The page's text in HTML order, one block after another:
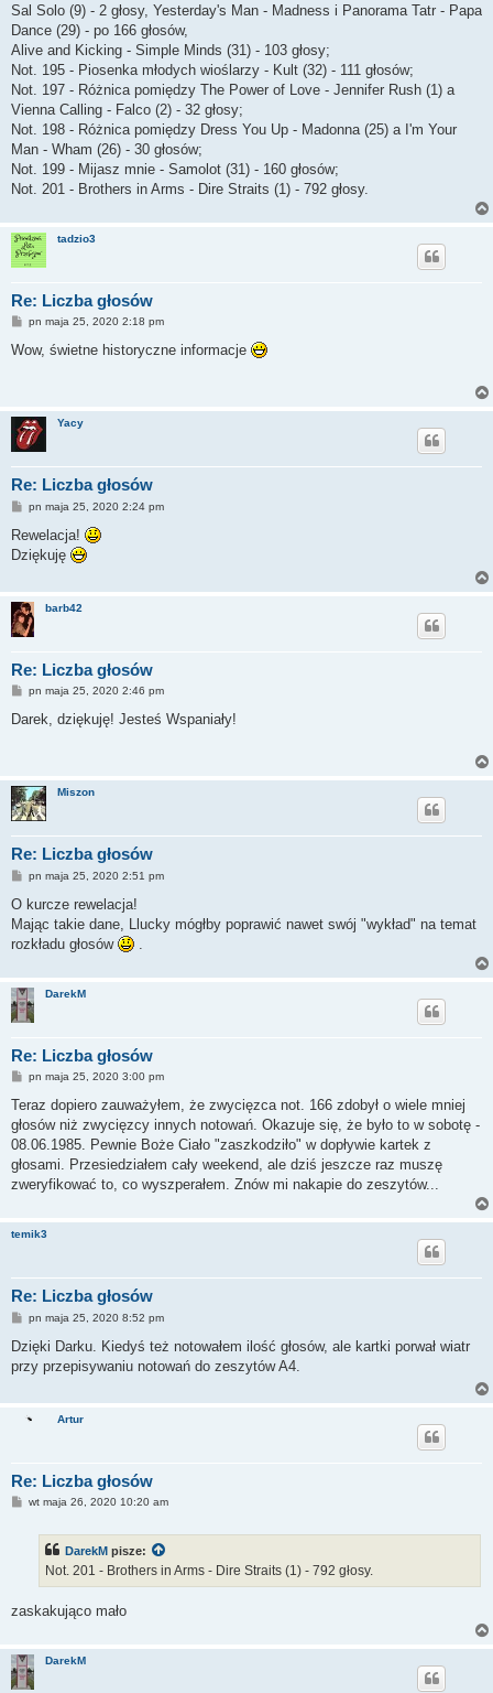
Sal Solo (9) - 2 głosy, Yesterday's Man - Madness i Panorama Tatr - Papa
Dance (29) - po 166 głosów,
Alive and Kicking - Simple Minds (31) - 103 głosy;
Not. 195 - Piosenka młodych wioślarzy - Kult (32) - 111 głosów;
Not. 197 - Różnica pomiędzy The Power of Love - Jennifer Rush (1) a
Vienna Calling - Falco (2) - 32 głosy;
Not. 198 - Różnica pomiędzy Dress You Up - Madonna (25) a I'm Your
Man - Wham (26) - 30 głosów;
Not. 199 - Mijasz mnie - Samolot (31) - 160 głosów;
Not. 201 - Brothers in Arms - Dire Straits (1) - 792 głosy.
tadzio3
Re: Liczba głosów
P
s
pn maja 25, 2020 2:18 pm
Wow, świetne historyczne informacje
Yacy
Re: Liczba głosów
P
s
pn maja 25, 2020 2:24 pm
Rewelacja!
Dziękuję
barb42
Re: Liczba głosów
P
s
pn maja 25, 2020 2:46 pm
Darek, dziękuję! Jesteś Wspaniały!
Miszon
Re: Liczba głosów
P
s
pn maja 25, 2020 2:51 pm
O kurcze rewelacja!
Mając takie dane, Llucky mógłby poprawić nawet swój "wykład" na temat
rozkładu głosów
DarekM
Re: Liczba głosów
P
s
pn maja 25, 2020 3:00 pm
Teraz dopiero zauważyłem, że zwycięzca not. 166 zdobył o wiele mniej
głosów niż zwycięzcy innych notowań. Okazuje się, że było to w sobotę -
08.06.1985. Pewnie Boże Ciało "zaszkodziło" w dopływie kartek z
głosami. Przesiedziałem cały weekend, ale dziś jeszcze raz muszę
zweryfikować to, co wyszperałem. Znów mi nakapie do zeszytów...
temik3
Re: Liczba głosów
P
s
pn maja 25, 2020 8:52 pm
Dzięki Darku. Kiedyś też notowałem ilość głosów, ale kartki porwał wiatr
przy przepisywaniu notowań do zeszytów A4.
Artur
Re: Liczba głosów
Pwt maja 26, 2020 10:20 am
DarekM pisze:
Not. 201 - Brothers in Arms - Dire Straits (1) - 792 głosy.
zaskakująco mało
DarekM